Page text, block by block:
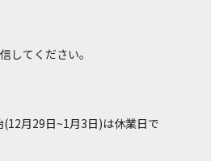
してください。
月29日~1月3日)は休業日で